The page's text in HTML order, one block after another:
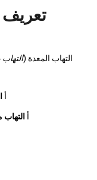
تعريف
التهاب المعدة (
أ
أ